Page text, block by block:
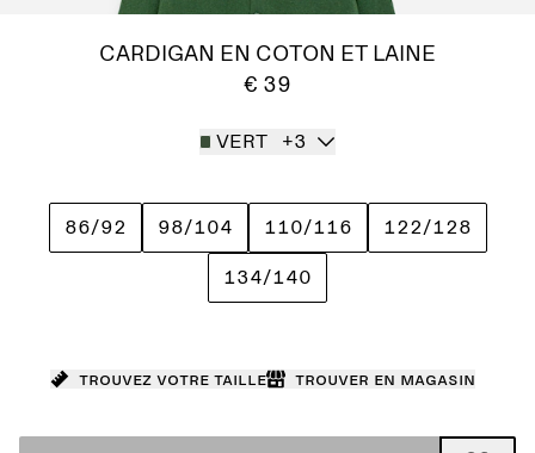
CARDIGAN EN COTON ET LAINE
€ 39
VERT +3
86/92 98/104 110/116 122/128
134/140
Trouvez votre taille Trouver en magasin